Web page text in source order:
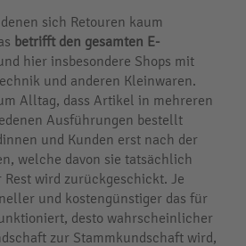
sich Retouren kaum
betrifft den gesamten E-
hier insbesondere Shops mit
und anderen Kleinwaren.
Alltag, dass Artikel in mehreren
Ausführungen bestellt
und Kunden erst nach der
welche davon sie tatsächlich
wird zurückgeschickt. Je
und kostengünstiger das für
desto wahrscheinlicher
zur Stammkundschaft wird,